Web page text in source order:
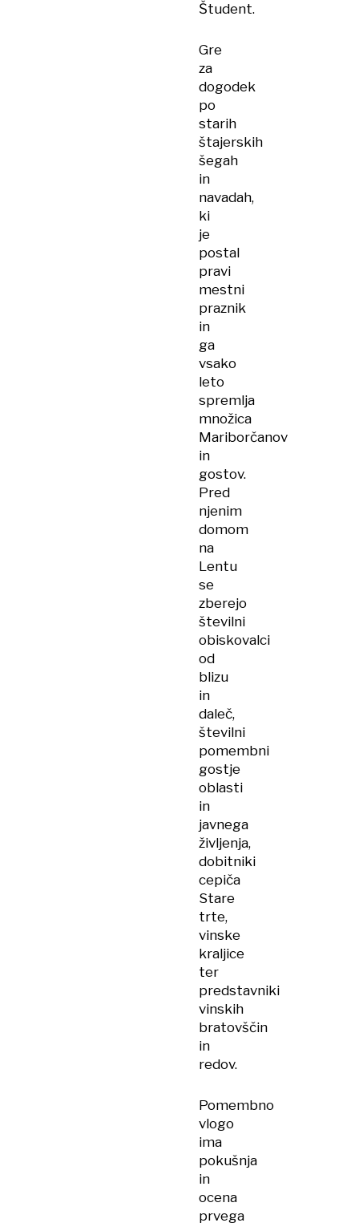
Študent.
Gre
za
dogodek
po
starih
štajerskih
šegah
in
navadah,
ki
je
postal
pravi
mestni
praznik
in
ga
vsako
leto
spremlja
množica
Mariborčanov
in
gostov.
Pred
njenim
domom
na
Lentu
se
zberejo
številni
obiskovalci
od
blizu
in
daleč,
številni
pomembni
gostje
oblasti
in
javnega
življenja,
dobitniki
cepiča
Stare
trte,
vinske
kraljice
ter
predstavniki
vinskih
bratovščin
in
redov.
Pomembno
vlogo
ima
pokušnja
in
ocena
prvega